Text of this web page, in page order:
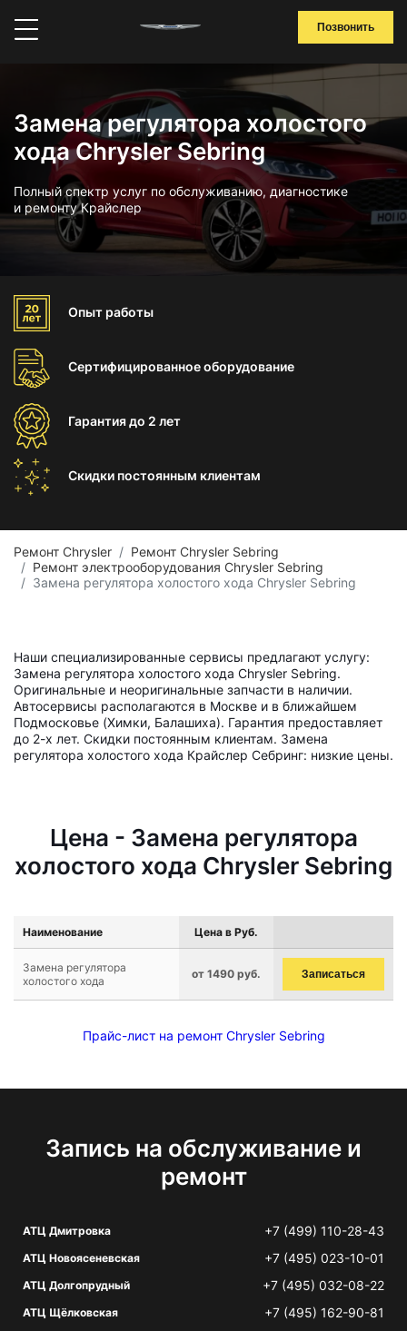
Позвонить
Замена регулятора холостого
хода Chrysler Sebring
Полный спектр услуг по обслуживанию, диагностике
и ремонту Крайслер
Опыт работы
Сертифицированноеоборудование
Гарантиядо 2 лет
Скидки постоянным клиентам
Ремонт Chrysler
Ремонт Chrysler Sebring
Ремонт электрооборудования Chrysler Sebring
Замена регулятора холостого хода Chrysler Sebring
Наши специализированные сервисы предлагают услугу:
Замена регулятора холостого хода Chrysler Sebring.
Оригинальные и неоригинальные запчасти в наличии.
Автосервисы располагаются в Москве и в ближайшем
Подмосковье (Химки, Балашиха). Гарантия предоставляет
до 2-х лет. Скидки постоянным клиентам. Замена
регулятора холостого хода Крайслер Себринг: низкие цены.
Цена - Замена регулятора
холостого хода Chrysler Sebring
Наименование Цена в Руб.
Замена регулятора
холостого хода
от 1490 руб. Записаться
Прайс-лист на ремонт Chrysler Sebring
Запись на обслуживание и
ремонт
АТЦ Дмитровка +7 (499) 110-28-43
АТЦ Новоясеневская +7 (495) 023-10-01
АТЦ Долгопрудный +7 (495) 032-08-22
АТЦ Щёлковская +7 (495) 162-90-81